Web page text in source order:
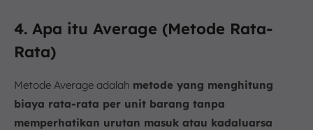
4. Apa itu Average (Metode Rata-
Rata)
Metode Average adalah metode yang menghitung
biaya rata-rata per unit barang tanpa
memperhatikan urutan masuk atau kadaluarsa